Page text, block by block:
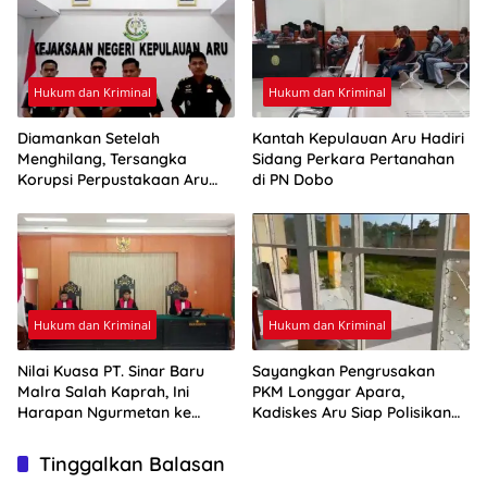
Hukum dan Kriminal
Diamankan Setelah
Menghilang, Tersangka
Korupsi Perpustakaan Aru
Hukum dan Kriminal
Kantah Kepulauan Aru Hadiri
Sidang Perkara Pertanahan
di PN Dobo
Hukum dan Kriminal
Nilai Kuasa PT. Sinar Baru
Malra Salah Kaprah, Ini
Harapan Ngurmetan ke
Hukum dan Kriminal
Sayangkan Pengrusakan
PKM Longgar Apara,
Kadiskes Aru Siap Polisikan
Tinggalkan Balasan